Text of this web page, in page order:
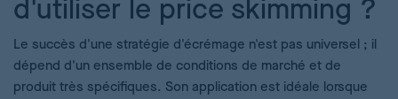
d'utiliser le price skimming ?
Le succès d'une stratégie d'écrémage n'est pas universel ; il
dépend d'un ensemble de conditions de marché et de
produit très spécifiques. Son application est idéale lorsque